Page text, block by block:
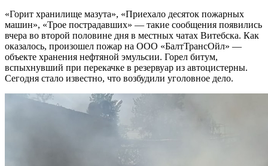
«Горит хранилище мазута», «Приехало десяток пожарных
машин», «Трое пострадавших» — такие сообщения появились
вчера во второй половине дня в местных чатах Витебска. Как
оказалось, произошел пожар на ООО «БалтТрансОйл» —
объекте хранения нефтяной эмульсии. Горел битум,
вспыхнувший при перекачке в резервуар из автоцистерны.
Сегодня стало известно, что возбудили уголовное дело.